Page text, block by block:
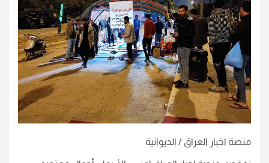
منصة اخبار العراق / الديوانية